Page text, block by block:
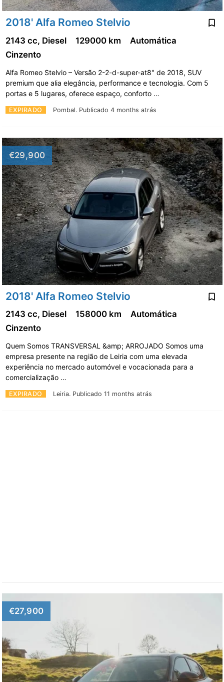
2018' Alfa Romeo Stelvio
EXPIRADO Pombal. Publicado 4 months atrás
2143 cc, Diesel 129000 km
Automática
Cinzento
Alfa Romeo Stelvio – Versão 2-2-d-super-at8" de 2018, SUV
premium que alia elegância, performance e tecnologia. Com 5
portas e 5 lugares, oferece espaço, conforto …
€29,900
2018' Alfa Romeo Stelvio
EXPIRADO Leiria. Publicado 11 months atrás
2143 cc, Diesel 158000 km
Automática
Cinzento
Quem Somos TRANSVERSAL &amp; ARROJADO Somos uma
empresa presente na região de Leiria com uma elevada
experiência no mercado automóvel e vocacionada para a
comercialização …
€27,900